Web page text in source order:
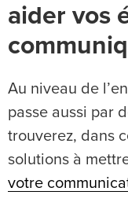
aider vos
Au niveau de
passe aussi par
trouverez, dans
solutions à
votre